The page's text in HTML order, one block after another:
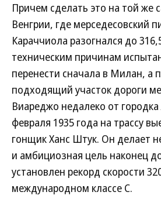
Причем сделать это на той же
Венгрии, где мерседесовский
Караччиола разогнался до
техническим причинам
перенести сначала в Милан, а
подходящий участок дороги
Виареджо недалеко от
февраля 1935 года на трассу
гонщик Ханс Штук. Он делает
и амбициозная цель наконец
установлен рекорд скорости
международном классе C.